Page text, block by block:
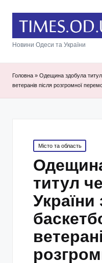
Новини Одеси та України
Головна » Одещина здобула титул
ветеранів після розгромної
Posted
in
Місто та область
титул
України